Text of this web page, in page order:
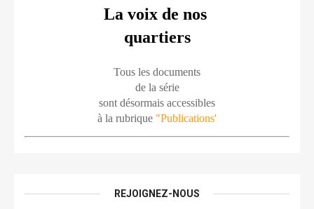
La voix de nos
quartiers
Tous les documents
de la série
sont désormais accessibles
à la rubrique "Publications'
REJOIGNEZ-NOUS